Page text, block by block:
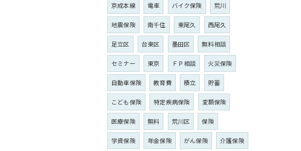
京成本線 電車 バイク保険 荒川
地震保険 南千住 東尾久 西尾久
足立区 台東区 墨田区 無料相談
セミナー 東京 ＦＰ相談 火災保険
自動車保険 教育費 積立 貯蓄
こども保険 特定疾病保険 変額保険
医療保険 無料 荒川区 保険
学資保険 年金保険 がん保険 介護保険